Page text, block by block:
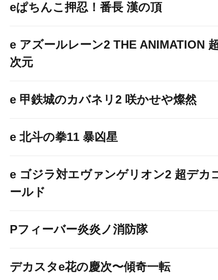
eぱちんこ押忍！番長 漢の頂
e アズールレーン2 THE ANIMATION
次元
e 甲鉄城のカバネリ2 咲かせや燦然
e 北斗の拳11 暴凶星
e ゴジラ対エヴァンゲリオン2 超デカ
ールド
Pフィーバー炎炎ノ消防隊
デカスタe花の慶次〜傾奇一転